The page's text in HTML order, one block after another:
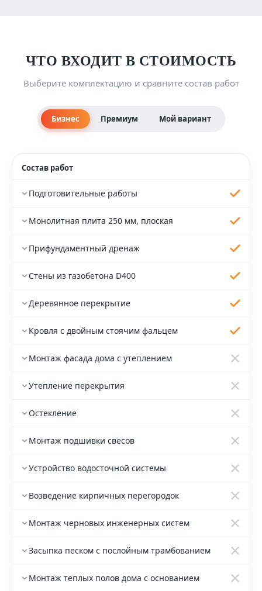
ЧТО ВХОДИТ В СТОИМОСТЬ
Выберите комплектацию и сравните состав работ
Бизнес Премиум Мой вариант
Состав работ
Подготовительные работы
Монолитная плита 250 мм, плоская
Прифундаментный дренаж
Стены из газобетона D400
Деревянное перекрытие
Кровля с двойным стоячим фальцем
Монтаж фасада дома с утеплением
Утепление перекрытия
Остекление
Монтаж подшивки свесов
Устройство водосточной системы
Возведение кирпичных перегородок
Монтаж черновых инженерных систем
Засыпка песком с послойным трамбованием
Монтаж теплых полов дома с основанием